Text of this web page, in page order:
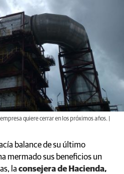
quiere cerrar en los próximos años. |
balance de su último
mermado sus beneficios un
la consejera de Hacienda,